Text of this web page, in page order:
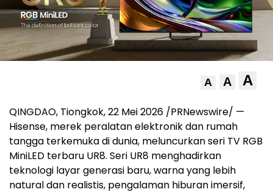
A A A
QINGDAO, Tiongkok, 22 Mei 2026 /PRNewswire/ —
Hisense, merek peralatan elektronik dan rumah
tangga terkemuka di dunia, meluncurkan seri TV RGB
MiniLED terbaru UR8. Seri UR8 menghadirkan
teknologi layar generasi baru, warna yang lebih
natural dan realistis, pengalaman hiburan imersif,